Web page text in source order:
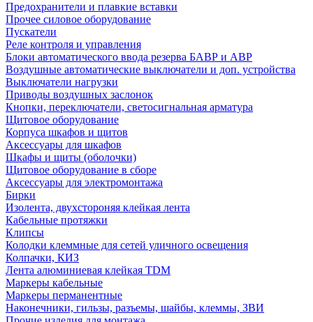
Предохранители и плавкие вставки
Прочее силовое оборудование
Пускатели
Реле контроля и управления
Блоки автоматического ввода резерва БАВР и АВР
Воздушные автоматические выключатели и доп. устройства
Выключатели нагрузки
Приводы воздушных заслонок
Кнопки, переключатели, светосигнальная арматура
Щитовое оборудование
Корпуса шкафов и щитов
Аксессуары для шкафов
Шкафы и щиты (оболочки)
Щитовое оборудование в сборе
Аксессуары для электромонтажа
Бирки
Изолента, двухстороняя клейкая лента
Кабельные протяжки
Клипсы
Колодки клеммные для сетей уличного освещения
Колпачки, КИЗ
Лента алюминиевая клейкая TDM
Маркеры кабельные
Маркеры перманентные
Наконечники, гильзы, разъемы, шайбы, клеммы, ЗВИ